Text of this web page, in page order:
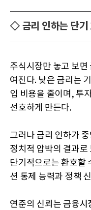
◇ 금리 인하는 단기
주식시장만 놓고 보면
여진다. 낮은 금리는
입 비용을 줄이며, 투
선호하게 만든다.
그러나 금리 인하가
정치적 압박의 결과로
단기적으로는 환호할
션 통제 능력과 정책
연준의 신뢰는 금융시